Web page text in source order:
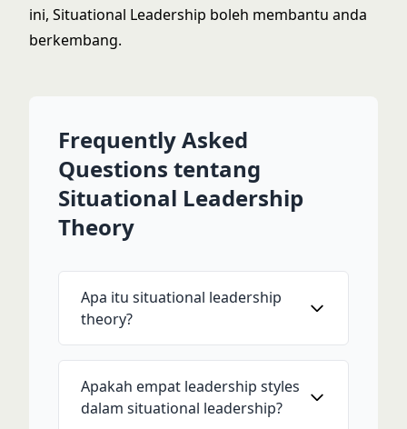
ini, Situational Leadership boleh membantu anda
berkembang.
Frequently Asked
Questions tentang
Situational Leadership
Theory
Apa itu situational leadership
theory?
Apakah empat leadership styles
dalam situational leadership?